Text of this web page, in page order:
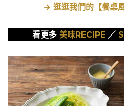
→ 逛逛我們的【餐桌
看更多 美味RECIPE ／